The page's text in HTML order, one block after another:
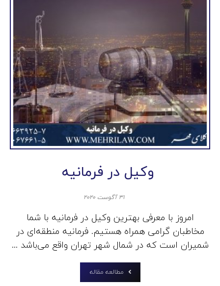
وکیل در فرمانیه
۳۱ آگوست ۲۰۲۰
امروز با معرفی بهترین وکیل در فرمانیه با شما
مخاطبان گرامی همراه هستیم. فرمانیه منطقه‌ای در
شمیران است که در شمال شهر تهران واقع می‌باشد ...
مطالعه مقاله